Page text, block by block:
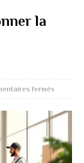
la
fermés